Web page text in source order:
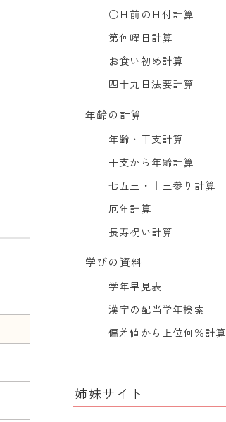
○日前の日付計算
第何曜日計算
お食い初め計算
四十九日法要計算
年齢の計算
年齢・干支計算
干支から年齢計算
七五三・十三参り計算
厄年計算
長寿祝い計算
学びの資料
学年早見表
漢字の配当学年検索
偏差値から上位何％計算
姉妹サイト